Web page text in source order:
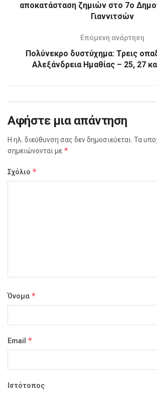
αποκατάσταση ζημιών στο 7ο
Γιαννιτσών
Επόμενη ανάρτηση
Πολύνεκρο δυστύχημα: Τρεις
Αλεξάνδρεια Ημαθίας – 25, 27
Αφήστε μια απάντηση
Η ηλ. διεύθυνση σας δεν δημοσιεύεται. Τα
σημειώνονται με *
Σχόλιο *
Όνομα *
Email *
Ιστότοπος